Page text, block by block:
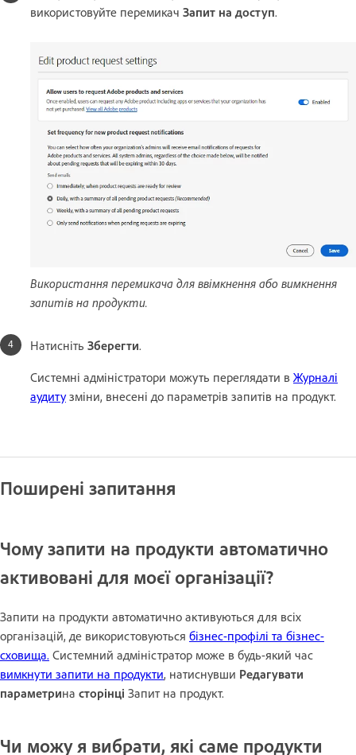
використовуйте перемикач Запит на доступ.
Використання перемикача для ввімкнення або вимкнення
запитів на продукти.
Натисніть Зберегти.
Системні адміністратори можуть переглядати в Журналі
аудитузміни, внесені до параметрів запитів на продукт.
Поширені запитання
Чому запити на продукти автоматично
активовані для моєї організації?
Запити на продукти автоматично активуються для всіх
організацій, де використовуються бізнес-профілі та бізнес-
сховища. Системний адміністратор може в будь-який час
вимкнути запити на продукти, натиснувши Редагувати
параметрина сторінці Запит на продукт.
Чи можу я вибрати, які саме продукти